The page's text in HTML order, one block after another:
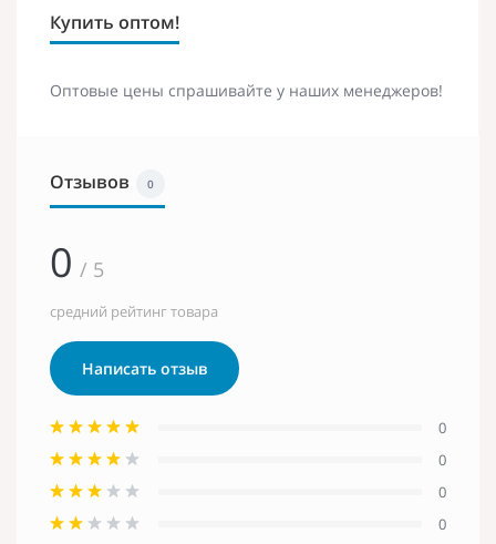
Купить оптом!
Оптовые цены спрашивайте у наших менеджеров!
Отзывов 0
0 / 5
средний рейтинг товара
Написать отзыв
0
0
0
0